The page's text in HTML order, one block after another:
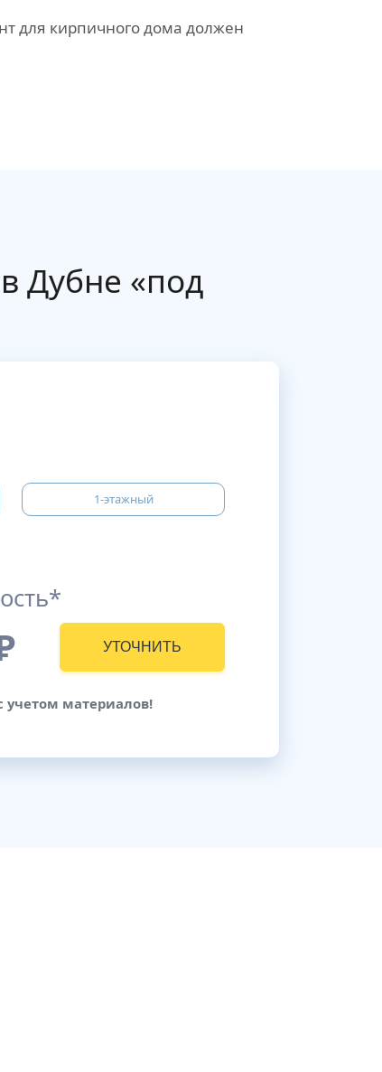
для кирпичного дома должен
Дубне «под
1-этажный
УТОЧНИТЬ
учетом материалов!